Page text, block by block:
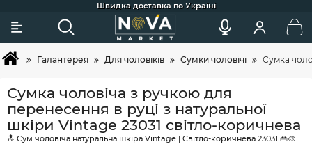
Сковорідки для індукції, гриля та щоденного готування
Більше 2х покупок - постійний клієнт - тоді вам знижка ;)
Акції та додаткові знижки для постійних клієнтів
Найкраща професійна косметика для догляду
Широкий вибір товарів та зручний підбір
Швидка доставка по Україні
Покупка товарів в кредит
Галантерея Для чоловіків Сумки чоловічі Сумка
Сумка чоловіча з ручкою для
перенесення в руці з натуральної
шкіри Vintage 23031 світло-коричнева
🔝 Сум чоловіча натуральна шкіра Vintage | Світло-коричнева 23031 👜🎨